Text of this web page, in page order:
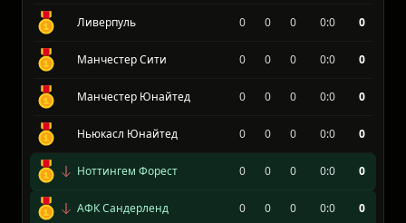
Лидс 0 0 0 0:0 0
Ливерпуль 0 0 0 0:0 0
Манчестер Сити 0 0 0 0:0 0
Манчестер Юнайтед 0 0 0 0:0 0
Ньюкасл Юнайтед 0 0 0 0:0 0
Ноттингем Форест 0 0 0 0:0 0